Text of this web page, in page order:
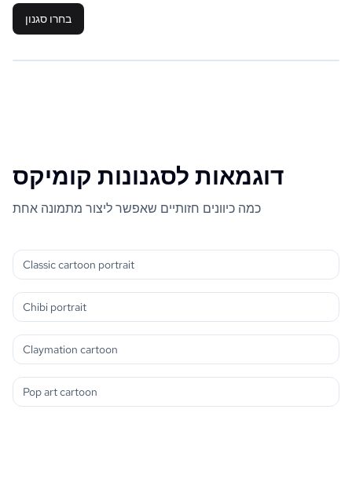
בחרו סגנון
דוגמאות לסגנונות קומיקס
כמה כיוונים חזותיים שאפשר ליצור מתמונה אחת
Classic cartoon portrait
Chibi portrait
Claymation cartoon
Pop art cartoon